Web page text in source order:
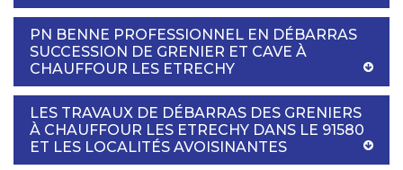
PN BENNE PROFESSIONNEL EN DÉBARRAS
SUCCESSION DE GRENIER ET CAVE À
CHAUFFOUR LES ETRECHY
LES TRAVAUX DE DÉBARRAS DES GRENIERS
À CHAUFFOUR LES ETRECHY DANS LE 91580
ET LES LOCALITÉS AVOISINANTES